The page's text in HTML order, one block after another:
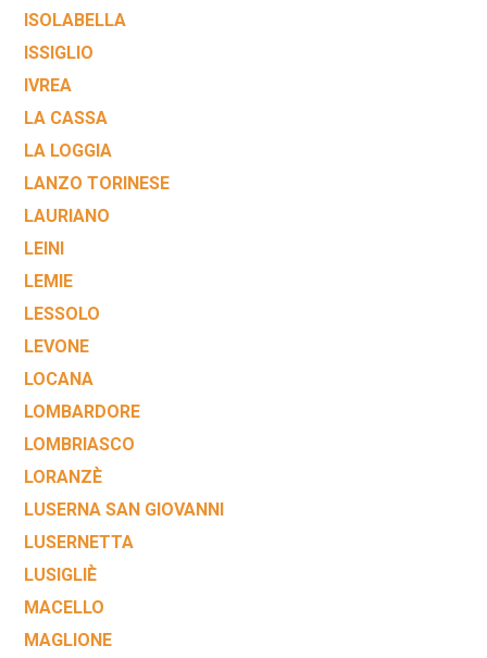
ISOLABELLA
ISSIGLIO
IVREA
LA CASSA
LA LOGGIA
LANZO TORINESE
LAURIANO
LEINI
LEMIE
LESSOLO
LEVONE
LOCANA
LOMBARDORE
LOMBRIASCO
LORANZÈ
LUSERNA SAN GIOVANNI
LUSERNETTA
LUSIGLIÈ
MACELLO
MAGLIONE